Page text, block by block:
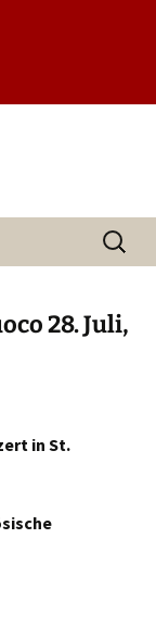
St.
Suchen
nach:
28. Juli,
in St.